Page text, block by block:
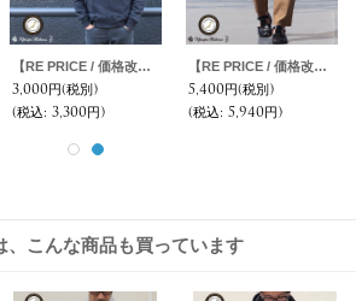
【RE PRICE / 価格改定】リネンキャンバス2ボタンテーラードジャケット / Upscape Audience
2,000円(税別)
(税込: 2,200円)
、こんな商品も買っています